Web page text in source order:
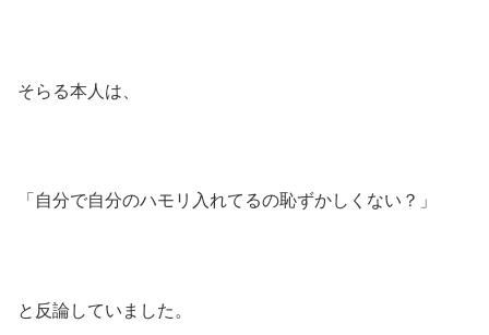
そらる本人は、
「自分で自分のハモリ入れてるの恥ずかしくない？」
と反論していました。